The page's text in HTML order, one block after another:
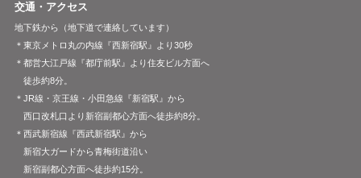
交通・アクセス
地下鉄から（地下道で連絡しています）
＊東京メトロ丸の内線『西新宿駅』より30秒
＊都営大江戸線『都庁前駅』より住友ビル方面へ
徒歩約8分。
＊JR線・京王線・小田急線『新宿駅』から
西口改札口より新宿副都心方面へ徒歩約8分。
＊西武新宿線『西武新宿駅』から
新宿大ガードから青梅街道沿い
新宿副都心方面へ徒歩約15分。